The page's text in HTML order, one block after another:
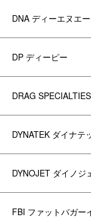
DNA ディーエヌエー
DP ディーピー
DRAG
DYNATEK ダイナテ
DYNOJET ダイノジ
FBI ファットバガー